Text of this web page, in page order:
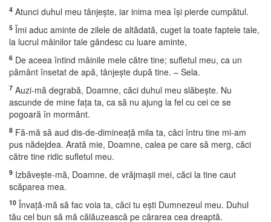
4 Atunci duhul meu tânjeşte, iar inima mea îşi pierde cumpătul.
5 Îmi aduc aminte de zilele de altădată, cuget la toate faptele tale,
la lucrul mâinilor tale gândesc cu luare aminte,
6 De aceea întind mâinile mele către tine; sufletul meu, ca un
pământ însetat de apă, tânjeşte după tine. – Sela.
7 Auzi-mă degrabă, Doamne, căci duhul meu slăbeşte. Nu
ascunde de mine faţa ta, ca să nu ajung la fel cu cei ce se
pogoară în mormânt.
8 Fă-mă să aud dis-de-dimineaţă mila ta, căci întru tine mi-am
pus nădejdea. Arată mie, Doamne, calea pe care să merg, căci
către tine ridic sufletul meu.
9 Izbăveşte-mă, Doamne, de vrăjmaşii mei, căci la tine caut
scăparea mea.
10 Învaţă-mă să fac voia ta, căci tu eşti Dumnezeul meu. Duhul
tău cel bun să mă călăuzească pe cărarea cea dreaptă.